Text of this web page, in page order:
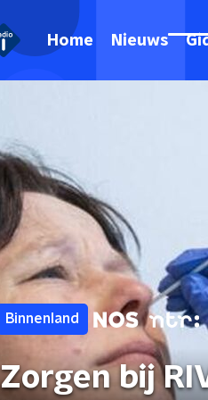
Home Nieuws
Binnenland
Zorgen bij